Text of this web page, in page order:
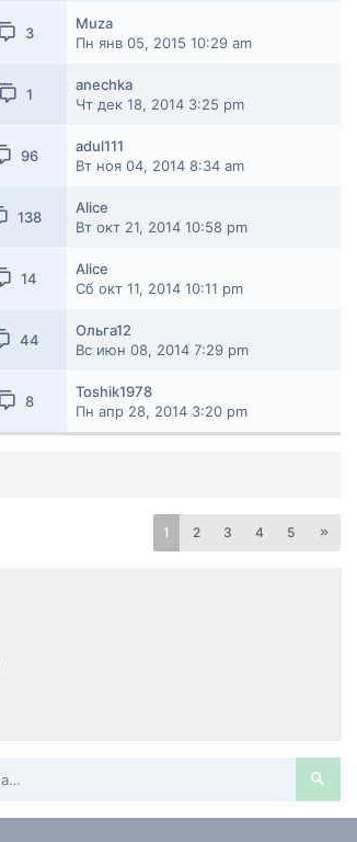
3
Muza
Пн янв 05, 2015 10:29 am
1
anechka
Чт дек 18, 2014 3:25 pm
96
adul111
Вт ноя 04, 2014 8:34 am
138
Alice
Вт окт 21, 2014 10:58 pm
14
Alice
Сб окт 11, 2014 10:11 pm
44
Ольга12
Вс июн 08, 2014 7:29 pm
8
Toshik1978
Пн апр 28, 2014 3:20 pm
1 2 3 4 5
Мониторинг качества коммунальных услуг